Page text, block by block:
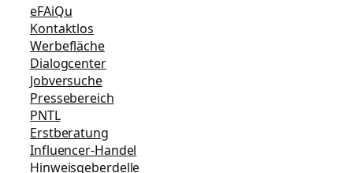
eFAiQu
Kontaktlos
Werbefläche
Dialogcenter
Jobversuche
Pressebereich
PNTL
Erstberatung
Influencer-Handel
Hinweisgeberdelle